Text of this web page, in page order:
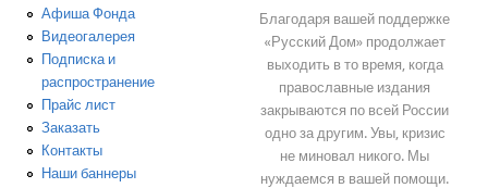
Афиша Фонда
Видеогалерея
Подписка и
распространение
Прайс лист
Заказать
Контакты
Наши баннеры
Благодаря вашей поддержке
«Русский Дом» продолжает
выходить в то время, когда
православные издания
закрываются по всей России
одно за другим. Увы, кризис
не миновал никого. Мы
нуждаемся в вашей помощи.